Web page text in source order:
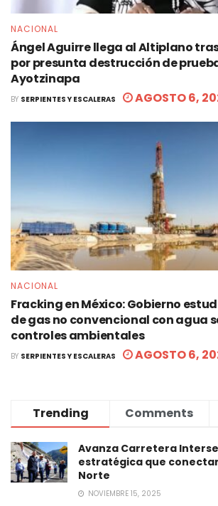
NACIONAL
Ángel Aguirre llega al Altiplano
por presunta destrucción de
Ayotzinapa
BY SERPIENTES Y ESCALERAS AGOSTO 6,
NACIONAL
Fracking en México: Gobierno
de gas no convencional con agua
controles ambientales
BY SERPIENTES Y ESCALERAS AGOSTO 6,
Trending Comments
Avanza Carretera
estratégica que
Norte
NOVIEMBRE 15, 2025